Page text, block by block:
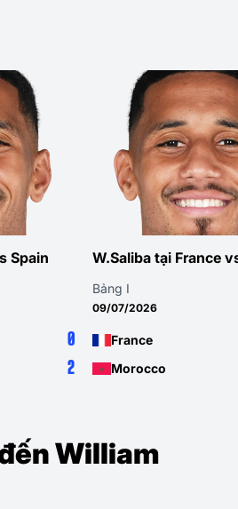
Spain
0
2
W.Saliba tại France
Bảng I
09/07/2026
France
Morocco
William